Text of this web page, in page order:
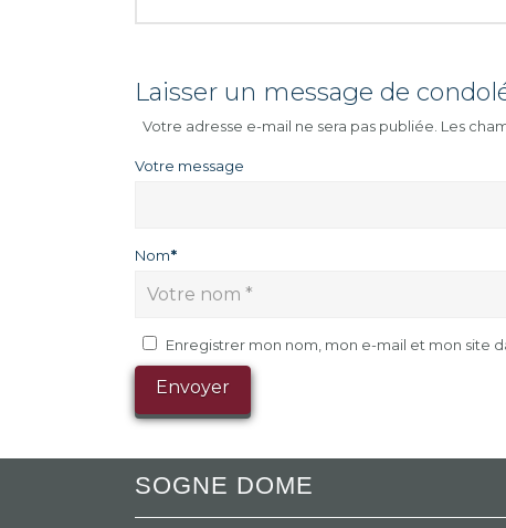
Laisser un message de
Votre adresse e-mail ne sera pas publiée. Les
Votre message
Nom*
Enregistrer mon nom, mon e-mail et mon site
SOGNE DOME